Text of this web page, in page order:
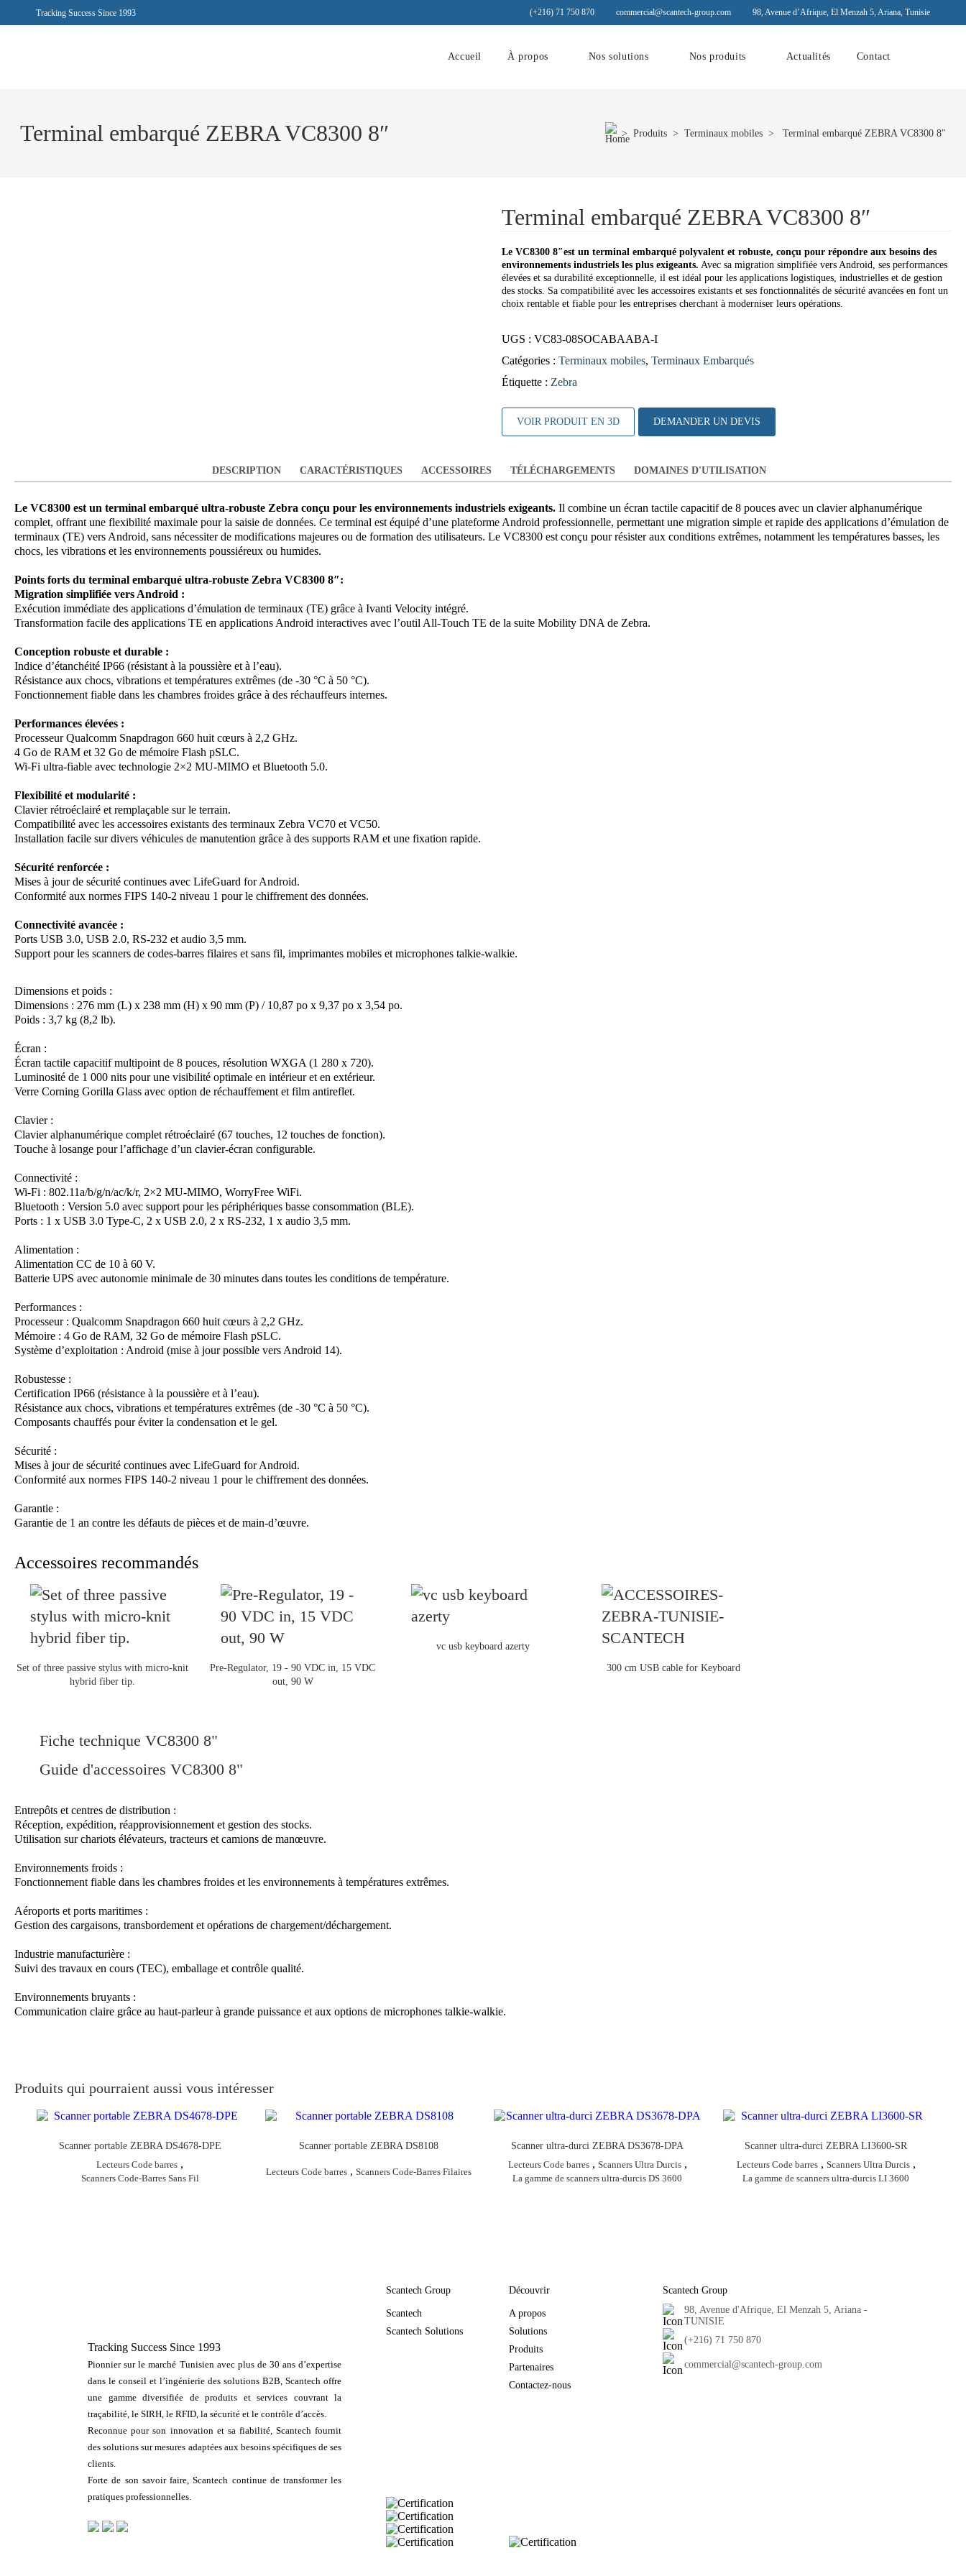
Tracking Success Since 1993 (+216) 71 750 870 commercial@scantech-group.com 98, Avenue d’Afrique, El Menzah 5, Ariana, Tunisie
Accueil À propos Nos solutions Nos produits Actualités Contact
Terminal embarqué ZEBRA VC8300 8″ > Produits > Terminaux mobiles > Terminal embarqué ZEBRA VC8300 8″
Terminal embarqué ZEBRA VC8300 8″
Le VC8300 8″est un terminal embarqué polyvalent et robuste, conçu pour répondre aux besoins des
environnements industriels les plus exigeants. Avec sa migration simplifiée vers Android, ses performances
élevées et sa durabilité exceptionnelle, il est idéal pour les applications logistiques, industrielles et de gestion
des stocks. Sa compatibilité avec les accessoires existants et ses fonctionnalités de sécurité avancées en font un
choix rentable et fiable pour les entreprises cherchant à moderniser leurs opérations.
UGS :VC83-08SOCABAABA-I
Catégories :Terminaux mobiles,Terminaux Embarqués
Étiquette : Zebra
VOIR PRODUIT EN 3D DEMANDER UN DEVIS
DESCRIPTION CARACTÉRISTIQUES ACCESSOIRES TÉLÉCHARGEMENTS DOMAINES D'UTILISATION
Le VC8300 est un terminal embarqué ultra-robuste Zebra conçu pour les environnements industriels exigeants. Il combine un écran tactile capacitif de 8 pouces avec un clavier alphanumérique
complet, offrant une flexibilité maximale pour la saisie de données. Ce terminal est équipé d’une plateforme Android professionnelle, permettant une migration simple et rapide des applications d’émulation de
terminaux (TE) vers Android, sans nécessiter de modifications majeures ou de formation des utilisateurs. Le VC8300 est conçu pour résister aux conditions extrêmes, notamment les températures basses, les
chocs, les vibrations et les environnements poussiéreux ou humides.
Points forts du terminal embarqué ultra-robuste Zebra VC8300 8″:
Migration simplifiée vers Android :
Exécution immédiate des applications d’émulation de terminaux (TE) grâce à Ivanti Velocity intégré.
Transformation facile des applications TE en applications Android interactives avec l’outil All-Touch TE de la suite Mobility DNA de Zebra.
Conception robuste et durable :
Indice d’étanchéité IP66 (résistant à la poussière et à l’eau).
Résistance aux chocs, vibrations et températures extrêmes (de -30 °C à 50 °C).
Fonctionnement fiable dans les chambres froides grâce à des réchauffeurs internes.
Performances élevées :
Processeur Qualcomm Snapdragon 660 huit cœurs à 2,2 GHz.
4 Go de RAM et 32 Go de mémoire Flash pSLC.
Wi-Fi ultra-fiable avec technologie 2×2 MU-MIMO et Bluetooth 5.0.
Flexibilité et modularité :
Clavier rétroéclairé et remplaçable sur le terrain.
Compatibilité avec les accessoires existants des terminaux Zebra VC70 et VC50.
Installation facile sur divers véhicules de manutention grâce à des supports RAM et une fixation rapide.
Sécurité renforcée :
Mises à jour de sécurité continues avec LifeGuard for Android.
Conformité aux normes FIPS 140-2 niveau 1 pour le chiffrement des données.
Connectivité avancée :
Ports USB 3.0, USB 2.0, RS-232 et audio 3,5 mm.
Support pour les scanners de codes-barres filaires et sans fil, imprimantes mobiles et microphones talkie-walkie.
Dimensions et poids :
Dimensions : 276 mm (L) x 238 mm (H) x 90 mm (P) / 10,87 po x 9,37 po x 3,54 po.
Poids : 3,7 kg (8,2 lb).
Écran :
Écran tactile capacitif multipoint de 8 pouces, résolution WXGA (1 280 x 720).
Luminosité de 1 000 nits pour une visibilité optimale en intérieur et en extérieur.
Verre Corning Gorilla Glass avec option de réchauffement et film antireflet.
Clavier :
Clavier alphanumérique complet rétroéclairé (67 touches, 12 touches de fonction).
Touche à losange pour l’affichage d’un clavier-écran configurable.
Connectivité :
Wi-Fi : 802.11a/b/g/n/ac/k/r, 2×2 MU-MIMO, WorryFree WiFi.
Bluetooth : Version 5.0 avec support pour les périphériques basse consommation (BLE).
Ports : 1 x USB 3.0 Type-C, 2 x USB 2.0, 2 x RS-232, 1 x audio 3,5 mm.
Alimentation :
Alimentation CC de 10 à 60 V.
Batterie UPS avec autonomie minimale de 30 minutes dans toutes les conditions de température.
Performances :
Processeur : Qualcomm Snapdragon 660 huit cœurs à 2,2 GHz.
Mémoire : 4 Go de RAM, 32 Go de mémoire Flash pSLC.
Système d’exploitation : Android (mise à jour possible vers Android 14).
Robustesse :
Certification IP66 (résistance à la poussière et à l’eau).
Résistance aux chocs, vibrations et températures extrêmes (de -30 °C à 50 °C).
Composants chauffés pour éviter la condensation et le gel.
Sécurité :
Mises à jour de sécurité continues avec LifeGuard for Android.
Conformité aux normes FIPS 140-2 niveau 1 pour le chiffrement des données.
Garantie :
Garantie de 1 an contre les défauts de pièces et de main-d’œuvre.
Accessoires recommandés
Set of three passive stylus with micro-knit
hybrid fiber tip.
Pre-Regulator, 19 - 90 VDC in, 15 VDC
out, 90 W
vc usb keyboard azerty
300 cm USB cable for Keyboard
Fiche technique VC8300 8"
Guide d'accessoires VC8300 8"
Entrepôts et centres de distribution :
Réception, expédition, réapprovisionnement et gestion des stocks.
Utilisation sur chariots élévateurs, tracteurs et camions de manœuvre.
Environnements froids :
Fonctionnement fiable dans les chambres froides et les environnements à températures extrêmes.
Aéroports et ports maritimes :
Gestion des cargaisons, transbordement et opérations de chargement/déchargement.
Industrie manufacturière :
Suivi des travaux en cours (TEC), emballage et contrôle qualité.
Environnements bruyants :
Communication claire grâce au haut-parleur à grande puissance et aux options de microphones talkie-walkie.
Produits qui pourraient aussi vous intéresser
Scanner portable ZEBRA DS4678-DPE
Lecteurs Code barres ,
Scanners Code-Barres Sans Fil
Scanner portable ZEBRA DS8108
Lecteurs Code barres, Scanners Code-Barres Filaires
Scanner ultra-durci ZEBRA DS3678-DPA
Lecteurs Code barres, Scanners Ultra Durcis,
La gamme de scanners ultra-durcis DS 3600
Scanner ultra-durci ZEBRA LI3600-SR
Lecteurs Code barres, Scanners Ultra Durcis,
La gamme de scanners ultra-durcis LI 3600
Tracking Success Since 1993
Pionnier sur le marché Tunisien avec plus de 30 ans d’expertise
dans le conseil et l’ingénierie des solutions B2B, Scantech offre
une gamme diversifiée de produits et services couvrant la
traçabilité, le SIRH, le RFID, la sécurité et le contrôle d’accès.
Reconnue pour son innovation et sa fiabilité, Scantech fournit
des solutions sur mesures adaptées aux besoins spécifiques de ses
clients.
Forte de son savoir faire, Scantech continue de transformer les
pratiques professionnelles.
Scantech Group
Scantech
Scantech Solutions
Découvrir
A propos
Solutions
Produits
Partenaires
Contactez-nous
Scantech Group
98, Avenue d'Afrique, El Menzah 5, Ariana -
TUNISIE
(+216) 71 750 870
commercial@scantech-group.com